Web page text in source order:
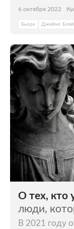
6 октября 2022
Бьорк Джеймс
О тех, кто
люди,
В 2021 году